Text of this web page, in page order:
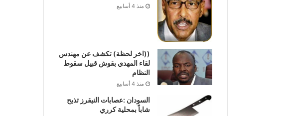
منذ 4 أسابيع
((اخر لحظة) تكشف عن مهندس
لقاء المهدي بقوش قبيل سقوط
النظام
منذ 4 أسابيع
السودان :عصابات النيقرز تذبح
شاباً بمحلية كرري